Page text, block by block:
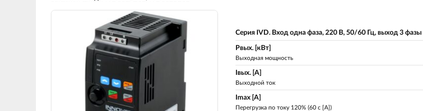
Серия IVD. Вход одна фаза, 220 В, 50/60 Гц, выход 3 фазы
Pвых. [кВт]
Выходная мощность
Iвых. [A]
Выходной ток
Imax [A]
Перегрузка по току 120% (60 c [A])